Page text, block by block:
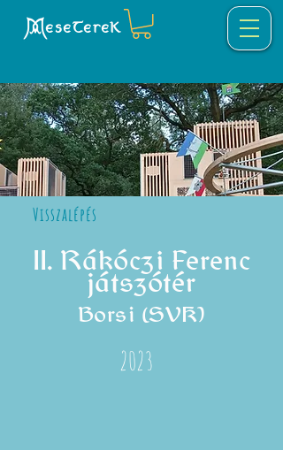
eseTereK
Visszalépés
II. Rákóczi Ferenc
játszótér
Borsi (SVK)
2023